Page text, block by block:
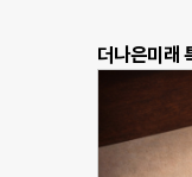
더나은미래